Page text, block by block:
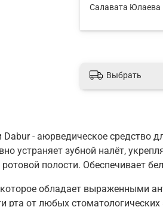
Салавата Юлаева
Выбрать
- аюрведическое средство
зубной налёт,
полости. Обеспечивает
обладает выраженными
от любых